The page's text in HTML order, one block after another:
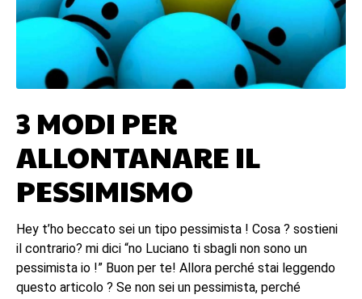
3 MODI PER
ALLONTANARE IL
PESSIMISMO
Hey t’ho beccato sei un tipo pessimista ! Cosa ? sostieni
il contrario? mi dici “no Luciano ti sbagli non sono un
pessimista io !” Buon per te! Allora perché stai leggendo
questo articolo ? Se non sei un pessimista, perché